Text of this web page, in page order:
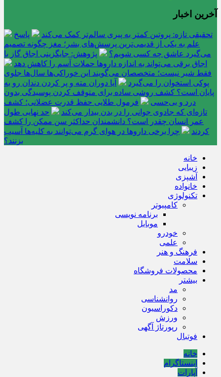
آخرین اخبار
تحقیقی تازه: پروتین کمتر به پیری سالم‌تر کمک می‌کند
پاسخ
علم به یکی از قدیمی‌ترین پرسش‌های بشر؛ مغز چگونه تصمیم
می‌گیرد عاشق چه کسی شویم؟
پژوهش: جایگزینی اجاق گاز با
اجاق برقی می‌تواند به اندازه داروها حملات آسم را کاهش دهد
فقط شیر نیست؛ متخصصان می‌گویند این خوراکی‌ها سال‌ها جلوی
پوکی استخوان را می‌گیرد
آیا دوران مته و پر کردن دندان رو به
پایان است؟ کشف روشی ساده برای متوقف کردن پوسیدگی بدون
درد و بی‌حسی
فرمول طلایی حفظ قدرت عضلانی؛ کشف
تازه‌ای که جادوی جوانی را در بدن بیدار می‌کند
حد نهایی طول
عمر انسان چقدر است؟ دانشمندان حداکثر سن ممکن را کشف
کردند
چرا برخی داروها در هوای گرم می‌توانند به کلیه‌ها آسیب
بزنند؟
خانه
زیبایی
آشپزی
خانواده
تکنولوژی
کامپیوتر
برنامه نویسی
موبایل
خودرو
علمی
فرهنگ و هنر
سلامت
محصولات فروشگاه
بیشتر
مد
روانشناسی
دکوراسیون
ورزش
رپورتاژ آگهی
فوتبال
خانه
اینستاگرام
آپارات